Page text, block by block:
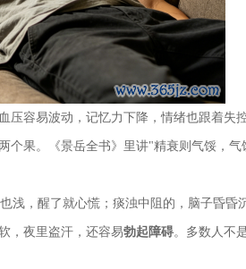
压容易波动，记忆力下降，情绪也跟着失
个果。《景岳全书》里讲"精衰则气馁，
浅，醒了就心慌；痰浊中阻的，脑子昏昏
，夜里盗汗，还容易勃起障碍。多数人不